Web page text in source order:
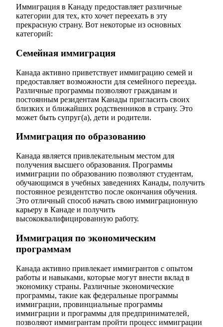
Иммиграция в Канаду предоставляет различные
категории для тех, кто хочет переехать в эту
прекрасную страну. Вот некоторые из основных
категорий:
Семейная иммиграция
Канада активно приветствует иммиграцию семей и
предоставляет возможности для семейного переезда.
Различные программы позволяют гражданам и
постоянным резидентам Канады пригласить своих
близких и ближайших родственников в страну. Это
может быть супруг(а), дети и родители.
Иммиграция по образованию
Канада является привлекательным местом для
получения высшего образования. Программы
иммиграции по образованию позволяют студентам,
обучающимся в учебных заведениях Канады, получить
постоянное резидентство после окончания обучения.
Это отличный способ начать свою иммиграционную
карьеру в Канаде и получить
высококвалифицированную работу.
Иммиграция по экономическим
программам
Канада активно привлекает иммигрантов с опытом
работы и навыками, которые могут внести вклад в
экономику страны. Различные экономические
программы, такие как федеральные программы
иммиграции, провинциальные программы
иммиграции и программы для предпринимателей,
позволяют иммигрантам пройти процесс иммиграции